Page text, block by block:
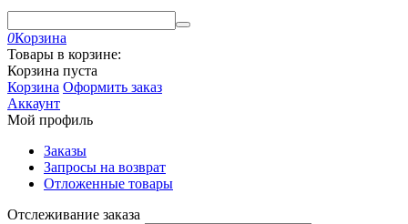
0Корзина
Товары в корзине:
Корзина пуста
Корзина Оформить заказ
Аккаунт
Мой профиль
Заказы
Запросы на возврат
Отложенные товары
Отслеживание заказа